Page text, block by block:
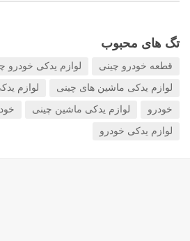
تگ های محبوب
قطعه خودرو چینی لوازم یدکی خودرو
لوازم یدکی ماشین های چینی لوازم
خودرو لوازم یدکی ماشین چینی
لوازم یدکی خودرو